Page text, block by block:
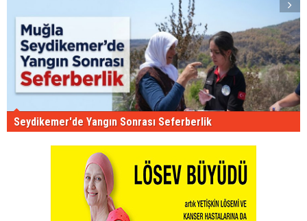
Seydikemer'de Yangın Sonrası Seferberlik